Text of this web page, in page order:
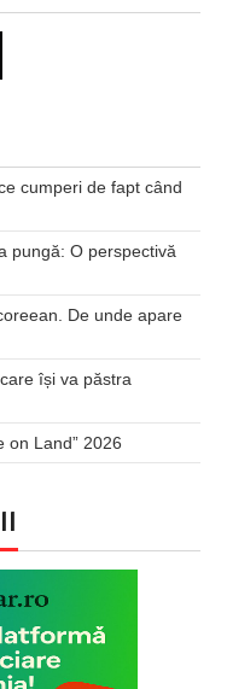
cumperi de fapt când
pungă: O perspectivă
De unde apare
își va păstra
on Land” 2026